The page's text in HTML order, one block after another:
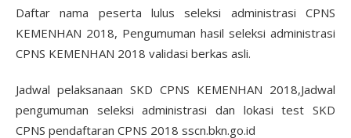
Daftar nama peserta lulus seleksi administrasi CPNS
KEMENHAN 2018, Pengumuman hasil seleksi administrasi
CPNS KEMENHAN 2018 validasi berkas asli.
Jadwal pelaksanaan SKD CPNS KEMENHAN 2018,Jadwal
pengumuman seleksi administrasi dan lokasi test SKD
CPNS pendaftaran CPNS 2018 sscn.bkn.go.id